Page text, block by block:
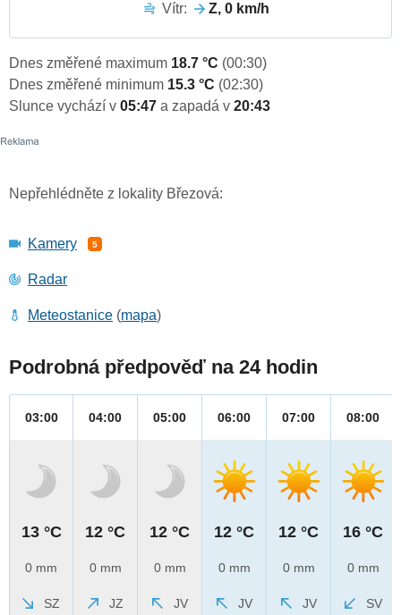
Vítr:
Z, 0 km/h
Dnes změřené maximum 18.7 °C (00:30)
Dnes změřené minimum 15.3 °C (02:30)
Slunce vychází v 05:47 a zapadá v 20:43
Nepřehlédněte z lokality Březová:
Kamery 5
Radar
Meteostanice (mapa)
Podrobná předpověď na 24 hodin
03:00
13 °C
0 mm
SZ
04:00
12 °C
0 mm
JZ
05:00
12 °C
0 mm
JV
06:00
12 °C
0 mm
JV
07:00
12 °C
0 mm
JV
08:00
16 °C
0 mm
SV